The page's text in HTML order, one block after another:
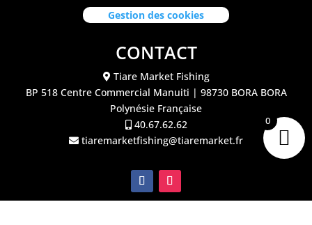
Gestion des cookies
CONTACT
Tiare Market Fishing
BP 518 Centre Commercial Manuiti | 98730 BORA BORA
Polynésie Française
40.67.62.62
tiaremarketfishing@tiaremarket.fr
0